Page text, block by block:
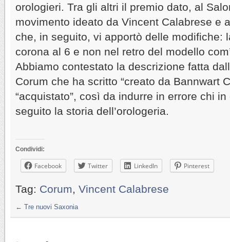
orologieri. Tra gli altri il premio dato, al
movimento ideato da Vincent Calabrese e
che, in seguito, vi apportò delle modifiche:
corona al 6 e non nel retro del modello
Abbiamo contestato la descrizione fatta
Corum che ha scritto “creato da Bannwart
“acquistato”, così da indurre in errore chi
seguito la storia dell’orologeria.
Condividi:
Facebook Twitter LinkedIn Pinterest
Tag: Corum Vincent Calabrese
← Tre nuovi Saxonia